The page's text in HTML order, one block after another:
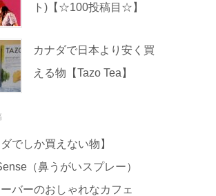
ト)【☆100投稿目☆】
カナダで日本より安く買
える物【Tazo Tea】
ダでしか買えない物】
（鼻うがいスプレー）
バーのおしゃれなカフェ